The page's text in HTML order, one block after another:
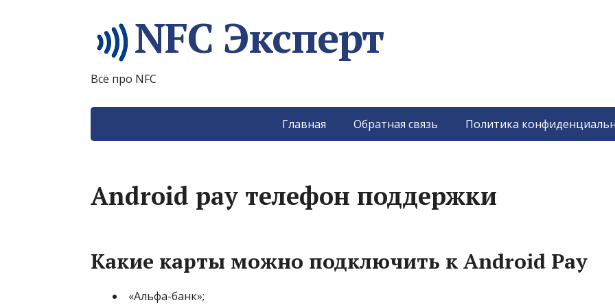
NFC Эксперт
Всё про NFC
Главная Обратная связь Политика
Android pay телефон поддержки
Какие карты можно подключить к Android Pay
«Альфа-банк»;